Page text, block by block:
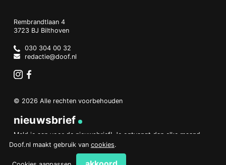
Doof.nl
work
Rembrandtlaan 4
3723 BJ Bilthoven
Netherlands
030 304 00 32
redactie@doof.nl
© 2026 Alle rechten voorbehouden
nieuwsbrief
Meld je aan voor de nieuwsbrief! Je ontvangt dan elke maand
een overzicht van het belangrijkste nieuws.
aanmelden
Doof.nl maakt gebruik van cookies.